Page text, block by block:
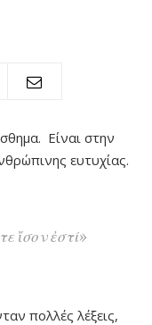
Είναι στην
ευτυχίας.
ἴσον ἐστί»
πολλές λέξεις,